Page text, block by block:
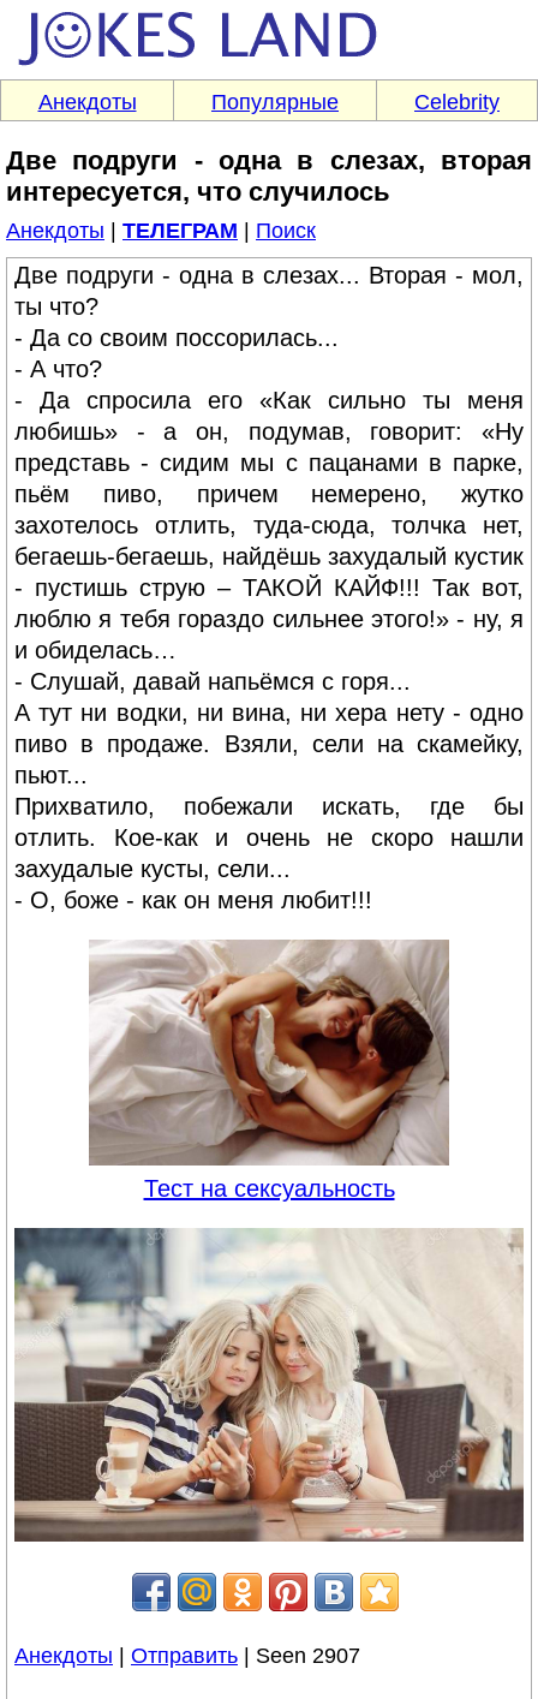
Анекдоты Популярные Celebrity
Две подруги - одна в слезах, вторая
интересуется, что случилось
Анекдоты ТЕЛЕГРАМ Поиск
Две подруги - одна в слезах... Вторая - мол,
ты что?
- Да со своим поссорилась...
- А что?
- Да спросила его «Как сильно ты меня
любишь» - а он, подумав, говорит: «Ну
представь - сидим мы с пацанами в парке,
пьём пиво, причем немерено, жутко
захотелось отлить, туда-сюда, толчка нет,
бегаешь-бегаешь, найдёшь захудалый кустик
- пустишь струю – ТАКОЙ КАЙФ!!! Так вот,
люблю я тебя гораздо сильнее этого!» - ну, я
и обиделась…
- Слушай, давай напьёмся с горя...
А тут ни водки, ни вина, ни хера нету - одно
пиво в продаже. Взяли, сели на скамейку,
пьют...
Прихватило, побежали искать, где бы
отлить. Кое-как и очень не скоро нашли
захудалые кусты, сели...
- О, боже - как он меня любит!!!
Тест на сексуальность
Анекдоты Отправить | Seen 2907